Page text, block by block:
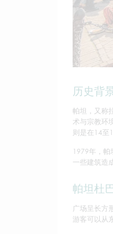
历史背
帕坦，又称
术与宗教环
则是在14至
1979年，
一些建筑造
帕坦杜
广场呈长方
游客可以从